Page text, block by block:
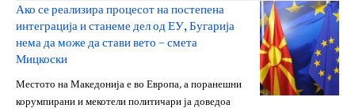
Ако се реализира процесот на постепена
интеграција и станеме дел од ЕУ, Бугарија
нема да може да стави вето – смета
Мицкоски
Местото на Македонија е во Европа, а поранешни
корумпирани и мекотели политичари ја доведоа